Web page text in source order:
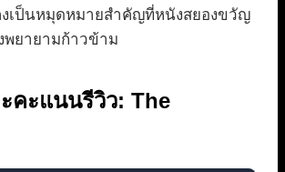
งเป็นหมุดหมายสำคัญที่หนังสยองขวัญ
พยายามก้าวข้าม
คะแนนรีวิว: The